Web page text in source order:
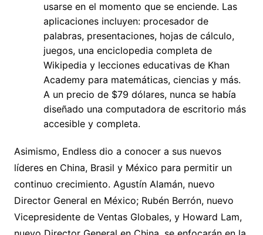
usarse en el momento que se enciende. Las
aplicaciones incluyen: procesador de
palabras, presentaciones, hojas de cálculo,
juegos, una enciclopedia completa de
Wikipedia y lecciones educativas de Khan
Academy para matemáticas, ciencias y más.
A un precio de $79 dólares, nunca se había
diseñado una computadora de escritorio más
accesible y completa.
Asimismo, Endless dio a conocer a sus nuevos
líderes en China, Brasil y México para permitir un
continuo crecimiento. Agustín Alamán, nuevo
Director General en México; Rubén Berrón, nuevo
Vicepresidente de Ventas Globales, y Howard Lam,